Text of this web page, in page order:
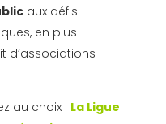
aux défis
en plus
d’associations
au choix : La Ligue